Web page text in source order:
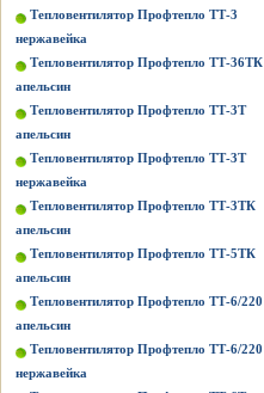
Тепловентилятор Профтепло ТТ-3
нержавейка
Тепловентилятор Профтепло ТТ-36ТК
апельсин
Тепловентилятор Профтепло ТТ-3Т
апельсин
Тепловентилятор Профтепло ТТ-3Т
нержавейка
Тепловентилятор Профтепло ТТ-3ТК
апельсин
Тепловентилятор Профтепло ТТ-5ТК
апельсин
Тепловентилятор Профтепло ТТ-6/220
апельсин
Тепловентилятор Профтепло ТТ-6/220
нержавейка